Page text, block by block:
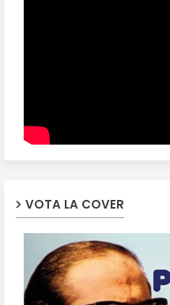
VOTA LA COVER